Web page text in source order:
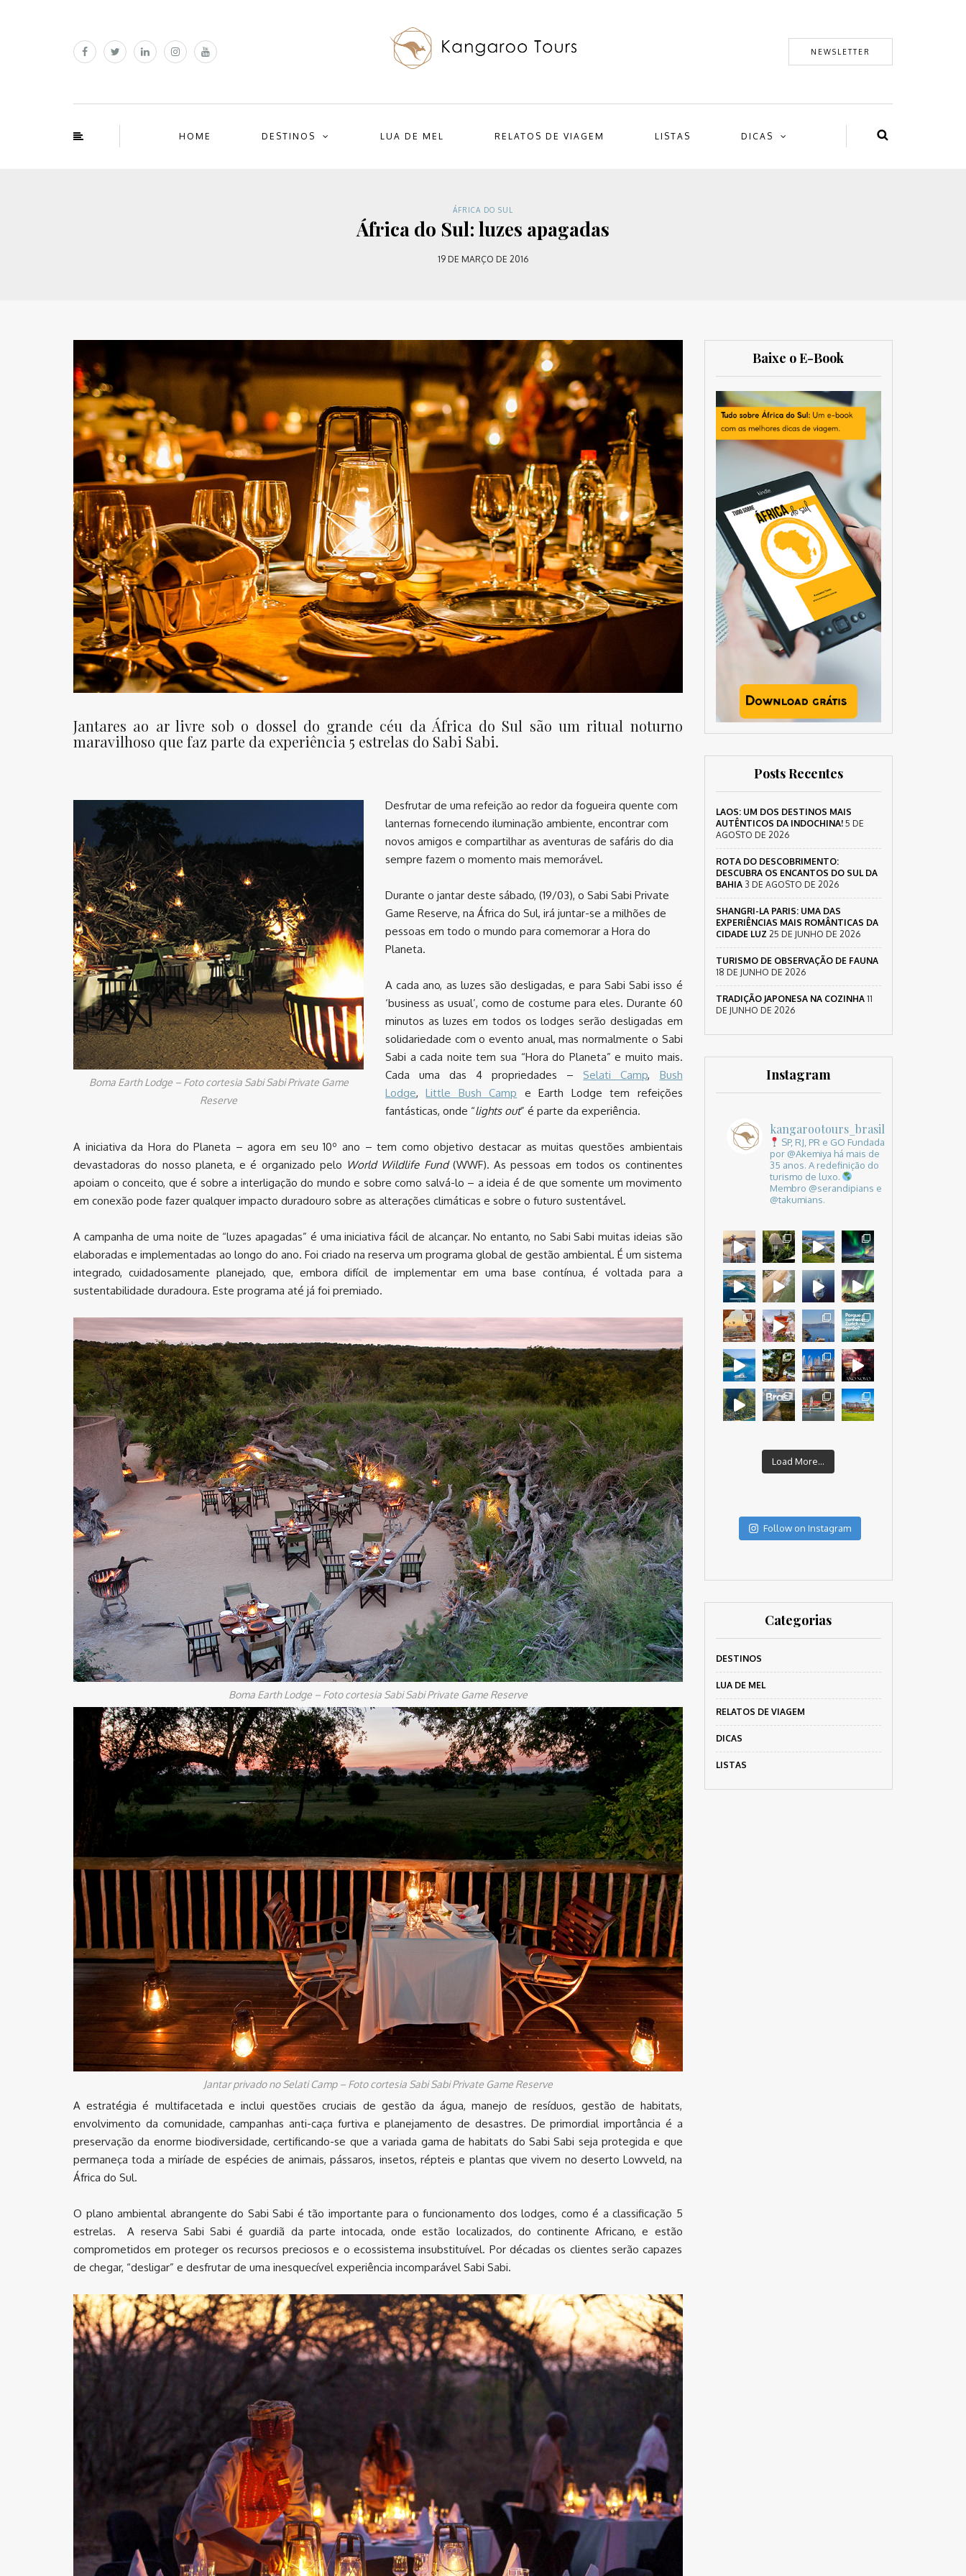
NEWSLETTER
HOME DESTINOS LUA DE MEL RELATOS DE VIAGEM LISTAS DICAS
ÁFRICA DO SUL
África do Sul: luzes apagadas
19 DE MARÇO DE 2016
Jantares ao ar livre sob o dossel do grande céu da África do Sul são um ritual noturno
maravilhoso que faz parte da experiência 5 estrelas do Sabi Sabi.
Boma Earth Lodge – Foto cortesia Sabi Sabi Private Game
Reserve
Desfrutar de uma refeição ao redor da fogueira quente com
lanternas fornecendo iluminação ambiente, encontrar com
novos amigos e compartilhar as aventuras de safáris do dia
sempre fazem o momento mais memorável.
Durante o jantar deste sábado, (19/03), o Sabi Sabi Private
Game Reserve, na África do Sul, irá juntar-se a milhões de
pessoas em todo o mundo para comemorar a Hora do
Planeta.
A cada ano, as luzes são desligadas, e para Sabi Sabi isso é
‘business as usual’, como de costume para eles. Durante 60
minutos as luzes em todos os lodges serão desligadas em
solidariedade com o evento anual, mas normalmente o Sabi
Sabi a cada noite tem sua “Hora do Planeta” e muito mais.
Cada uma das 4 propriedades – Selati Camp, Bush
Lodge,Little Bush Camp e Earth Lodge tem refeições
fantásticas, onde “lights out” é parte da experiência.
A iniciativa da Hora do Planeta – agora em seu 10º ano – tem como objetivo destacar as muitas questões ambientais
devastadoras do nosso planeta, e é organizado pelo World Wildlife Fund(WWF). As pessoas em todos os continentes
apoiam o conceito, que é sobre a interligação do mundo e sobre como salvá-lo – a ideia é de que somente um movimento
em conexão pode fazer qualquer impacto duradouro sobre as alterações climáticas e sobre o futuro sustentável.
A campanha de uma noite de “luzes apagadas” é uma iniciativa fácil de alcançar. No entanto, no Sabi Sabi muitas ideias são
elaboradas e implementadas ao longo do ano. Foi criado na reserva um programa global de gestão ambiental. É um sistema
integrado, cuidadosamente planejado, que, embora difícil de implementar em uma base contínua, é voltada para a
sustentabilidade duradoura. Este programa até já foi premiado.
Boma Earth Lodge – Foto cortesia Sabi Sabi Private Game Reserve
Jantar privado no Selati Camp – Foto cortesia Sabi Sabi Private Game Reserve
A estratégia é multifacetada e inclui questões cruciais de gestão da água, manejo de resíduos, gestão de habitats,
envolvimento da comunidade, campanhas anti-caça furtiva e planejamento de desastres. De primordial importância é a
preservação da enorme biodiversidade, certificando-se que a variada gama de habitats do Sabi Sabi seja protegida e que
permaneça toda a miríade de espécies de animais, pássaros, insetos, répteis e plantas que vivem no deserto Lowveld, na
África do Sul.
O plano ambiental abrangente do Sabi Sabi é tão importante para o funcionamento dos lodges, como é a classificação 5
estrelas. A reserva Sabi Sabi é guardiã da parte intocada, onde estão localizados, do continente Africano, e estão
comprometidos em proteger os recursos preciosos e o ecossistema insubstituível. Por décadas os clientes serão capazes
de chegar, “desligar” e desfrutar de uma inesquecível experiência incomparável Sabi Sabi.
Baixe o E-Book
Posts Recentes
LAOS: UM DOS DESTINOS MAIS
AUTÊNTICOS DA INDOCHINA! 5 DE
AGOSTO DE 2026
ROTA DO DESCOBRIMENTO:
DESCUBRA OS ENCANTOS DO SUL DA
BAHIA 3 DE AGOSTO DE 2026
SHANGRI-LA PARIS: UMA DAS
EXPERIÊNCIAS MAIS ROMÂNTICAS DA
CIDADE LUZ 25 DE JUNHO DE 2026
TURISMO DE OBSERVAÇÃO DE FAUNA
18 DE JUNHO DE 2026
TRADIÇÃO JAPONESA NA COZINHA 11
DE JUNHO DE 2026
Instagram
kangarootours_brasil
SP, RJ, PR e GO Fundada
por @Akemiya há mais de
35 anos. A redefinição do
turismo de luxo.
Membro @serandipians e
@takumians.
Load More...
Follow on Instagram
Categorias
DESTINOS
LUA DE MEL
RELATOS DE VIAGEM
DICAS
LISTAS